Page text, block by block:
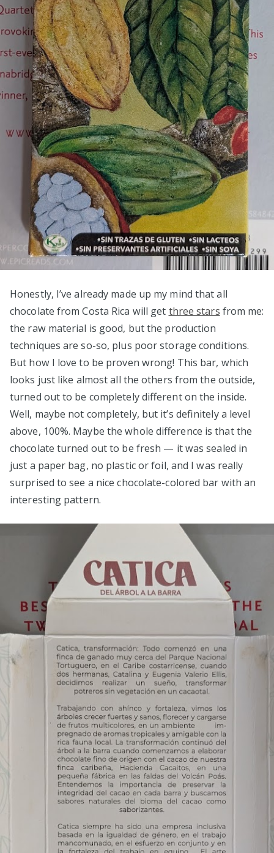
Honestly, I’ve already made up my mind that all
chocolate from Costa Rica will get three stars from me:
the raw material is good, but the production
techniques are so-so, plus poor storage conditions.
But how I love to be proven wrong! This bar, which
looks just like almost all the others from the outside,
turned out to be completely different on the inside.
Well, maybe not completely, but it’s definitely a level
above, 100%. Maybe the whole difference is that the
chocolate turned out to be fresh — it was sealed in
just a paper bag, no plastic or foil, and I was really
surprised to see a nice chocolate-colored bar with an
interesting pattern.